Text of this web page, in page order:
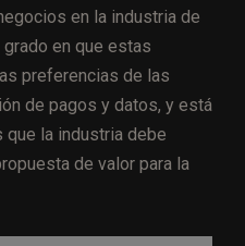
en la industria de
en que estas
preferencias de las
de pagos y datos, y está
la industria debe
de valor para la